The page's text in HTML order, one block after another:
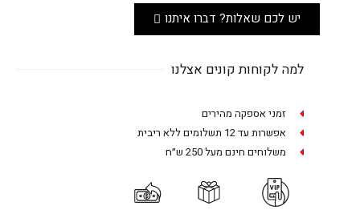
יש לכם שאלות? דברו איתנו
למה לקוחות קונים אצלנו
זמני אספקה מהירים
אפשרות עד 12 תשלומים ללא ריבית
משלוחים חינם מעל 250 ש״ח